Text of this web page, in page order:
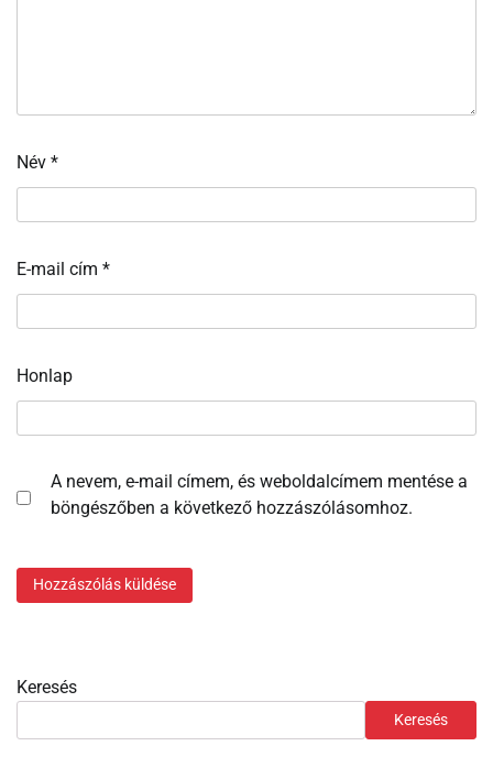
Név *
E-mail cím *
Honlap
A nevem, e-mail címem, és weboldalcímem mentése a
böngészőben a következő hozzászólásomhoz.
Keresés
Keresés